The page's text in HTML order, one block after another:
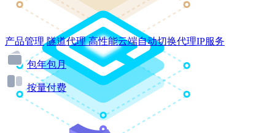
产品管理 隧道代理 高性能云端自动切换代理IP服务
包年包月
按量付费